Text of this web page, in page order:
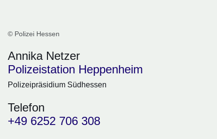
© Polizei Hessen
Annika Netzer
Polizeistation Heppenheim
Polizeipräsidium Südhessen
Telefon
+49 6252 706 308